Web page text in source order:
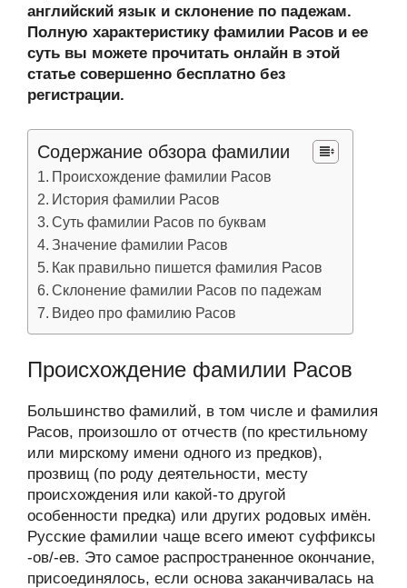
английский язык и склонение по падежам.
Полную характеристику фамилии Расов и ее
суть вы можете прочитать онлайн в этой
статье совершенно бесплатно без
регистрации.
Содержание обзора фамилии
Происхождение фамилии Расов
История фамилии Расов
Суть фамилии Расов по буквам
Значение фамилии Расов
Как правильно пишется фамилия Расов
Склонение фамилии Расов по падежам
Видео про фамилию Расов
Происхождение фамилии Расов
Большинство фамилий, в том числе и фамилия
Расов, произошло от отчеств (по крестильному
или мирскому имени одного из предков),
прозвищ (по роду деятельности, месту
происхождения или какой-то другой
особенности предка) или других родовых имён.
Русские фамилии чаще всего имеют суффиксы
-ов/-ев. Это самое распространенное окончание,
присоединялось, если основа заканчивалась на